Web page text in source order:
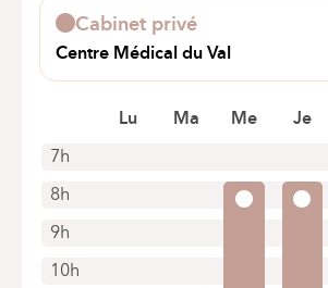
1050 Ixelles
Cabinet privé
Centre Médical du Val
rue Edouard Gersis 18
Rendez-vous uniquement par téléphone
7h
8h
9h
10h
Lu Ma Me Je